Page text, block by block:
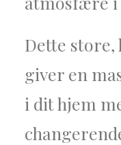
Dette
giver en
i dit hjem